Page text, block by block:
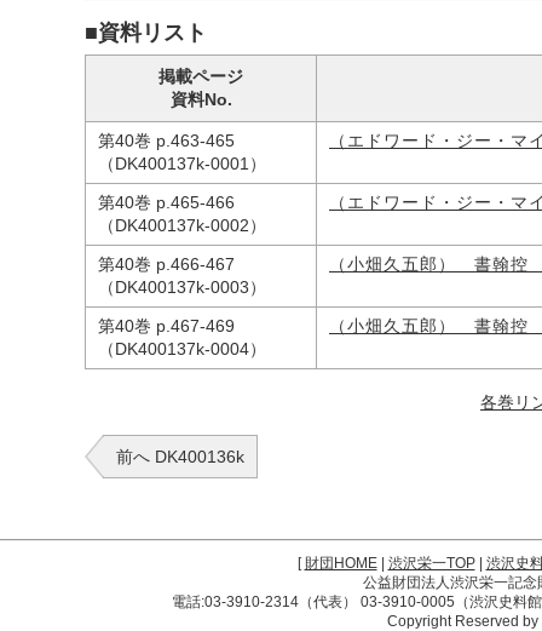
■資料リスト
掲載ページ
資料No.
第40巻 p.463-465
（DK400137k-0001）
（エドワード・ジー・
第40巻 p.465-466
（DK400137k-0002）
（エドワード・ジー・
第40巻 p.466-467
（DK400137k-0003）
（小畑久五郎） 書翰控
第40巻 p.467-469
（DK400137k-0004）
（小畑久五郎） 書翰控
各巻リ
前へ DK400136k
[財団HOME| 渋沢栄一TOP| 渋沢史
公益財団法人渋沢栄一記
電話:03-3910-2314（代表） 03-3910-0005（渋沢史料
Copyright Reserved